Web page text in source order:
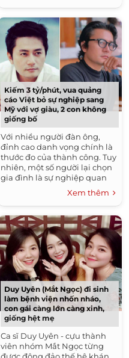
Kiếm 3 tỷ/phút, vua quảng
cáo Việt bỏ sự nghiệp sang
Mỹ với vợ giàu, 2 con không
giống bố
Với nhiều người đàn ông,
đỉnh cao danh vọng chính là
thước đo của thành công. Tuy
nhiên, một số người lại chọn
gia đình là sự nghiệp quan
trọng nhất. Trương Minh
Cường chính là một trường...
Xem thêm
Duy Uyên (Mắt Ngọc) đi sinh
làm bệnh viện nhốn nháo,
con gái càng lớn càng xinh,
giống hệt mẹ
Ca sĩ Duy Uyên - cựu thành
viên nhóm Mắt Ngọc từng